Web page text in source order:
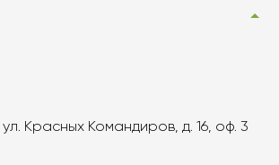
ул. Красных Командиров, д. 16, оф. 3